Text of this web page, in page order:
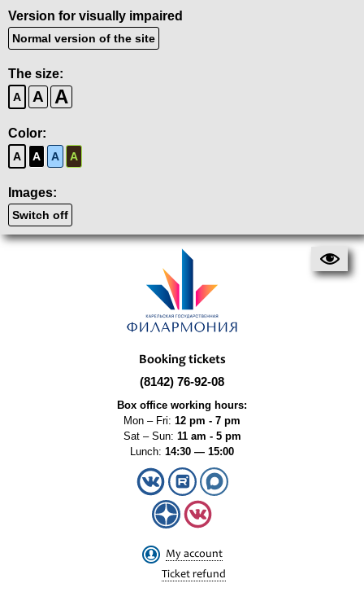
Version for visually impaired
Normal version of the site
The size:
A A A
Color:
A A A A
Images:
Switch off
Booking tickets
(8142) 76-92-08
Box office working hours:
Mon – Fri: 12 pm - 7 pm
Sat – Sun: 11 am - 5 pm
Lunch: 14:30 — 15:00
My account
Ticket refund